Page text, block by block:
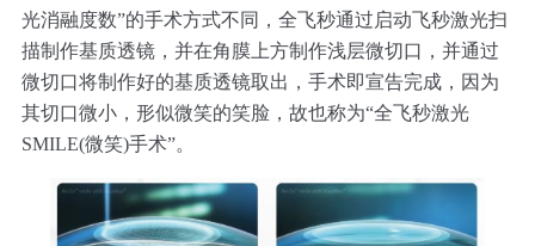
光消融度数”的手术方式不同，全飞秒通过启动飞秒激光扫
描制作基质透镜，并在角膜上方制作浅层微切口，并通过
微切口将制作好的基质透镜取出，手术即宣告完成，因为
其切口微小，形似微笑的笑脸，故也称为“全飞秒激光
SMILE(微笑)手术”。